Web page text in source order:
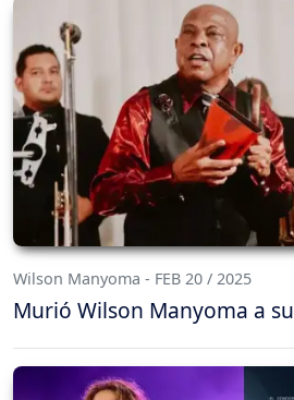
Wilson Manyoma - FEB 20 / 2025
Murió Wilson Manyoma a